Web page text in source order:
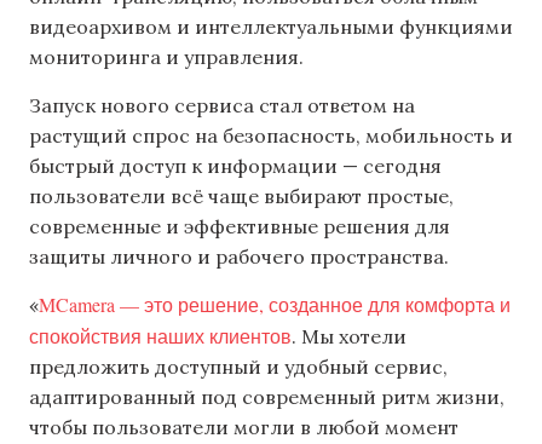
видеоархивом и интеллектуальными функциями
мониторинга и управления.
Запуск нового сервиса стал ответом на
растущий спрос на безопасность, мобильность и
быстрый доступ к информации — сегодня
пользователи всё чаще выбирают простые,
современные и эффективные решения для
защиты личного и рабочего пространства.
«MCamera — это решение, созданное для комфорта и
спокойствия наших клиентов. Мы хотели
предложить доступный и удобный сервис,
адаптированный под современный ритм жизни,
чтобы пользователи могли в любой момент